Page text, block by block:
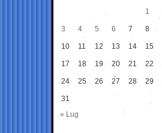
1
3 4 5 6 7 8
10 11 12 13 14 15
17 18 19 20 21 22
24 25 26 27 28 29
31
« Lug